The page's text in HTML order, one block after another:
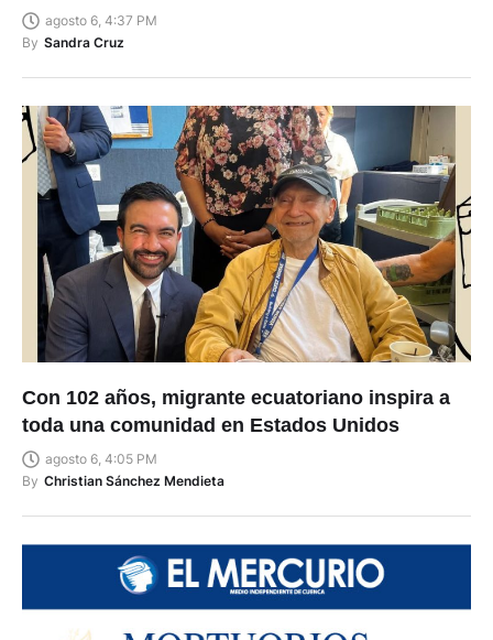
agosto 6, 4:37 PM
By Sandra Cruz
Con 102 años, migrante ecuatoriano inspira a
toda una comunidad en Estados Unidos
agosto 6, 4:05 PM
By Christian Sánchez Mendieta